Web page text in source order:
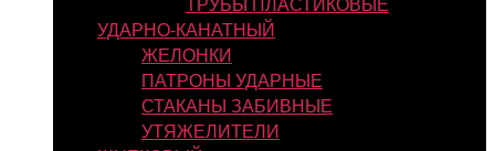
УДАРНО-КАНАТНЫЙ
ЖЕЛОНКИ
ПАТРОНЫ УДАРНЫЕ
СТАКАНЫ ЗАБИВНЫЕ
УТЯЖЕЛИТЕЛИ